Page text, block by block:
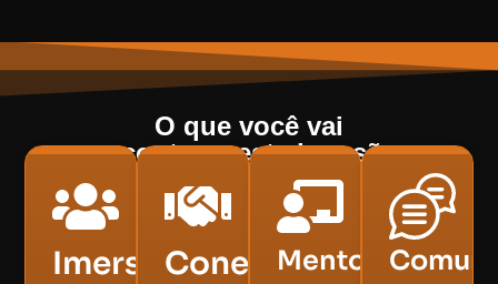
O que você vai
encontrarnesta imersão:
ImersãoConexõesMentorias